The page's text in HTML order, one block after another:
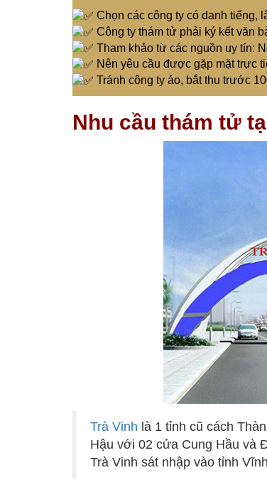
Chọn các công ty có danh tiếng,
Công ty thám tử phải ký kết văn
Tham khảo từ các nguồn uy tín:
Nên yêu cầu được gặp mặt trực
Tránh công ty ảo, bắt thu trước
Nhu cầu thám tử
Trà Vinh là 1 tỉnh cũ cách
Hậu với 02 cửa Cung Hầu và
Trà Vinh sát nhập vào tỉnh